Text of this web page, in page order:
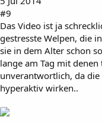
#9
Das Video ist ja
gestresste Welpen, die
sie in dem Alter schon
lange am Tag mit
unverantwortlich, da
hyperaktiv wirken..